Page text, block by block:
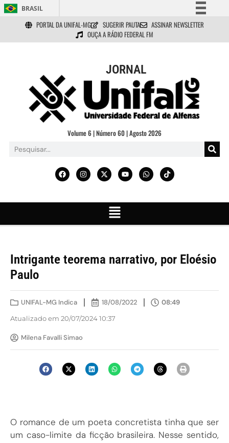
BRASIL
Simplifique!
Comunica BR
Acesso à informação
Legislação
Canais
PORTAL DA UNIFAL-MG SUGERIR PAUTA
ASSINAR NEWSLETTER
OUÇA A RÁDIO FEDERAL FM
JORNAL
Volume 6 | Número 60 | Agosto 2026
Intrigante teorema narrativo, por Eloésio
Paulo
UNIFAL-MG Indica 18/08/2022 08:49
Atualizado em 20/07/2024 10:37
Milena Favalli Simao
O romance de um poeta concretista tinha que ser
um caso-limite da ficção brasileira. Nesse sentido,